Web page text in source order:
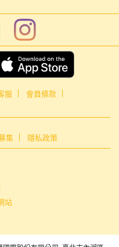
服
會員條款
集 隱私政策
站